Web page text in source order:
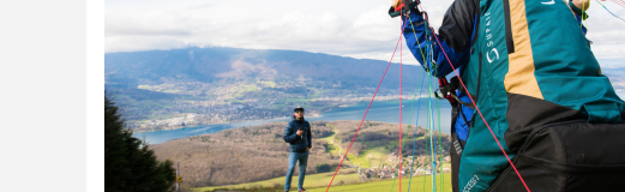
DÉMOS
OCCASIONS Parc École
PROMOTIONS